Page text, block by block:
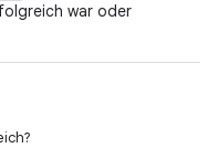
war oder